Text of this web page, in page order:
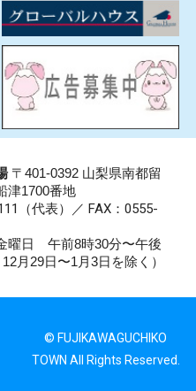
〒401-0392 山梨県南都留
津1700番地
（代表）／ FAX：0555-
曜日 午前8時30分〜午後
月29日〜1月3日を除く）
© FUJIKAWAGUCHIKO
TOWN All Rights Reserved.